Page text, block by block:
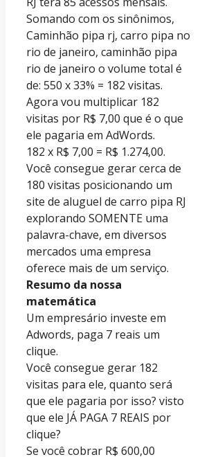
Somando com os sinônimos,
Caminhão pipa rj, carro pipa no
rio de janeiro, caminhão pipa
rio de janeiro o volume total é
de: 550 x 33% = 182 visitas.
Agora vou multiplicar 182
visitas por R$ 7,00 que é o que
ele pagaria em AdWords.
182 x R$ 7,00 = R$ 1.274,00.
Você consegue gerar cerca de
180 visitas posicionando um
site de aluguel de carro pipa RJ
explorando SOMENTE uma
palavra-chave, em diversos
mercados uma empresa
oferece mais de um serviço.
Resumo da nossa
matemática
Um empresário investe em
Adwords, paga 7 reais um
clique.
Você consegue gerar 182
visitas para ele, quanto será
que ele pagaria por isso? visto
que ele JÁ PAGA 7 REAIS por
clique?
Se você cobrar R$ 600,00